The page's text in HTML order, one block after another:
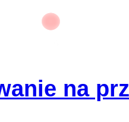
na